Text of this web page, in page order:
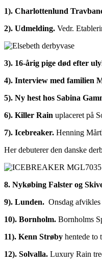
1). Charlottenlund
2). Udmelding. Vedr.
3). 16-årig pige død efter
4). Interview med familien
5). Ny hest hos Sabina
6). Killer Rain uplaceret på
7). Icebreaker. Henning
Her debuterer den danske
8. Nykøbing Falster og
9). Lunden. Onsdag
10). Bornholm. Bornholms
11). Kenn Strøby hentede to
12). Solvalla. Luxury Rain